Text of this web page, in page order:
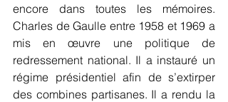
encore dans toutes les mémoires.
Charles de Gaulle entre 1958 et 1969 a
mis en œuvre une politique de
redressement national. Il a instauré un
régime présidentiel afin de s’extirper
des combines partisanes. Il a rendu la